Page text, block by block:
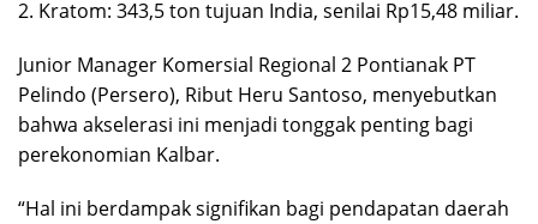
2. Kratom: 343,5 ton tujuan India, senilai Rp15,48 miliar.
Junior Manager Komersial Regional 2 Pontianak PT
Pelindo (Persero), Ribut Heru Santoso, menyebutkan
bahwa akselerasi ini menjadi tonggak penting bagi
perekonomian Kalbar.
“Hal ini berdampak signifikan bagi pendapatan daerah